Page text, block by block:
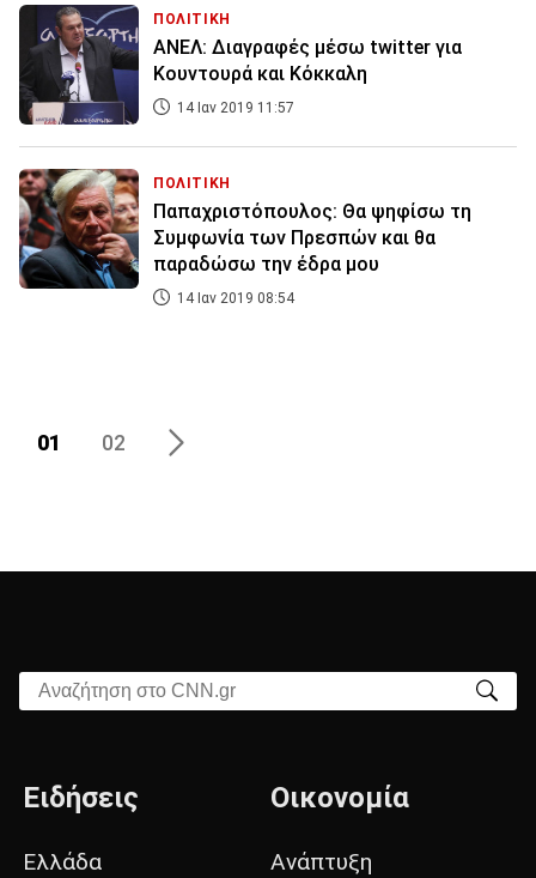
ΠΟΛΙΤΙΚΗ
ΑΝΕΛ: Διαγραφές μέσω twitter για
Κουντουρά και Κόκκαλη
14 Ιαν 2019 11:57
ΠΟΛΙΤΙΚΗ
Παπαχριστόπουλος: Θα ψηφίσω τη
Συμφωνία των Πρεσπών και θα
παραδώσω την έδρα μου
14 Ιαν 2019 08:54
01 02
Αναζήτηση στο CNN.gr
Ειδήσεις
Ελλάδα
Οικονομία
Ανάπτυξη